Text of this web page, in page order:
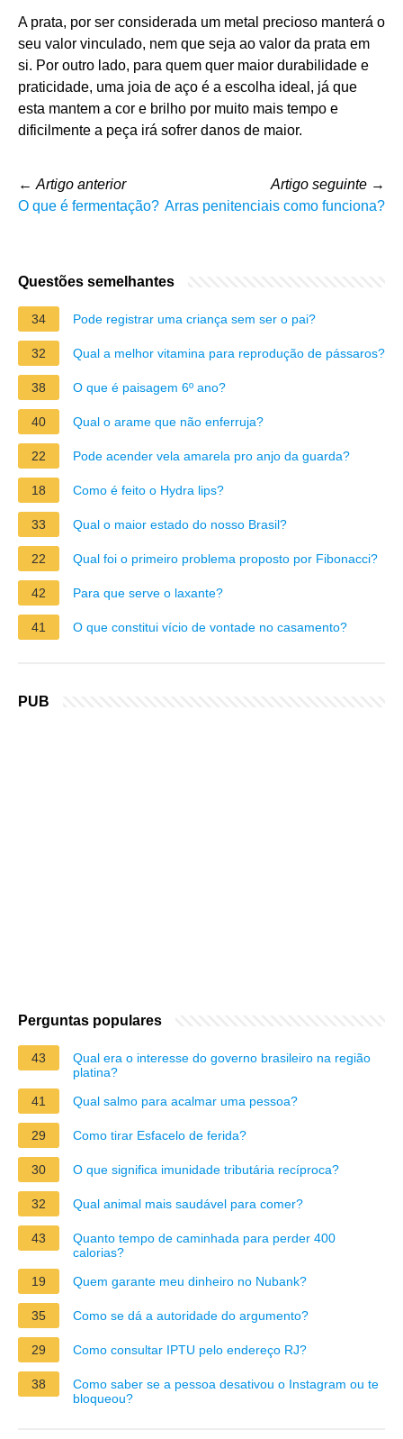
A prata, por ser considerada um metal precioso manterá o
seu valor vinculado, nem que seja ao valor da prata em
si. Por outro lado, para quem quer maior durabilidade e
praticidade, uma joia de aço é a escolha ideal, já que
esta mantem a cor e brilho por muito mais tempo e
dificilmente a peça irá sofrer danos de maior.
← Artigo anterior
O que é fermentação?
Artigo seguinte →
Arras penitenciais como funciona?
Questões semelhantes
34 Pode registrar uma criança sem ser o pai?
32 Qual a melhor vitamina para reprodução de pássaros?
38 O que é paisagem 6º ano?
40 Qual o arame que não enferruja?
22 Pode acender vela amarela pro anjo da guarda?
18 Como é feito o Hydra lips?
33 Qual o maior estado do nosso Brasil?
22 Qual foi o primeiro problema proposto por Fibonacci?
42 Para que serve o laxante?
41 O que constitui vício de vontade no casamento?
PUB
Perguntas populares
43
Qual era o interesse do governo brasileiro na região
platina?
41
Qual salmo para acalmar uma pessoa?
29 Como tirar Esfacelo de ferida?
30 O que significa imunidade tributária recíproca?
32 Qual animal mais saudável para comer?
43
Quanto tempo de caminhada para perder 400
calorias?
19
Quem garante meu dinheiro no Nubank?
35 Como se dá a autoridade do argumento?
29 Como consultar IPTU pelo endereço RJ?
38
Como saber se a pessoa desativou o Instagram ou te
bloqueou?